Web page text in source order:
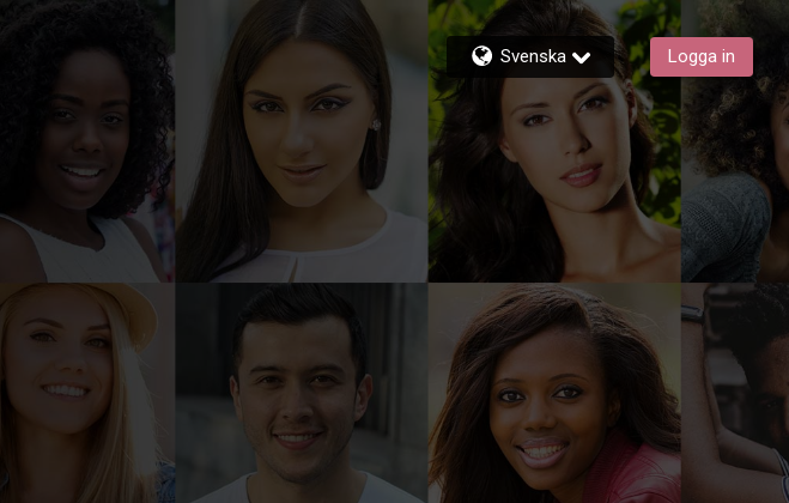
Svenska Logga in